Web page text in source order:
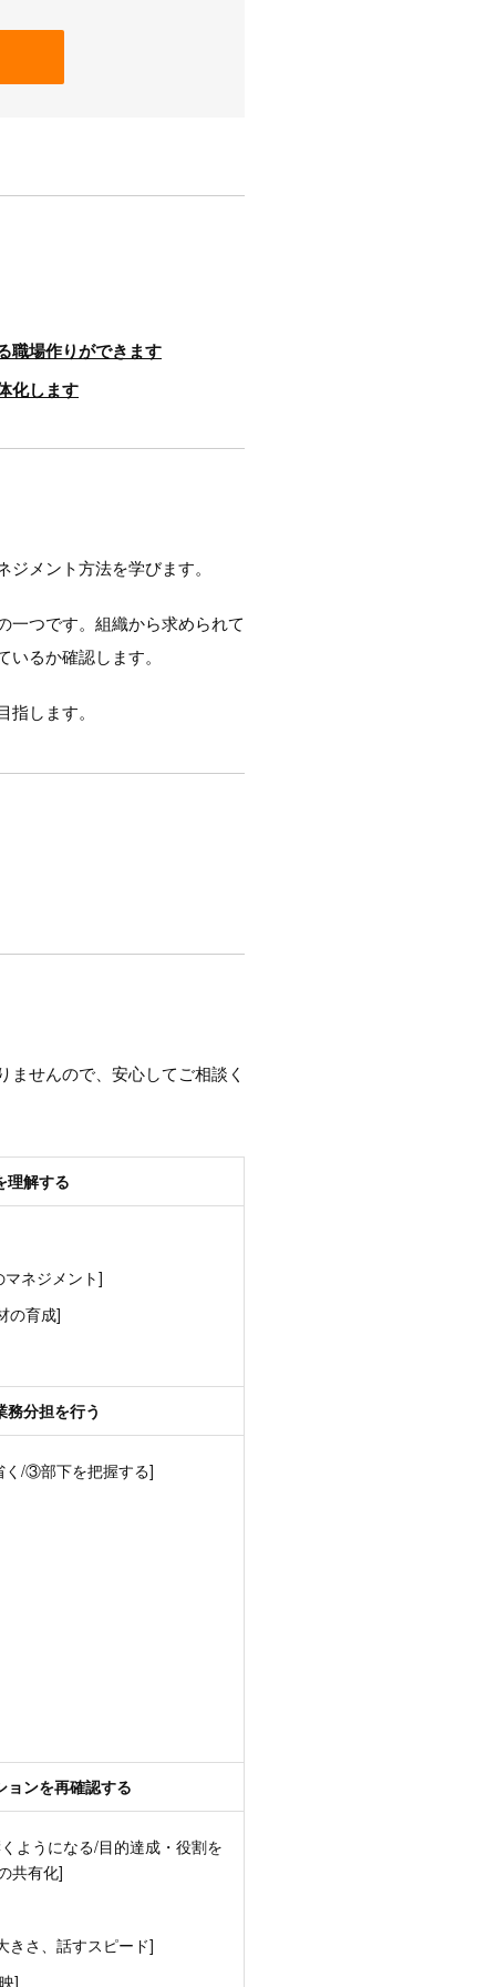
職場作りができます
化します
メント方法を学びます。
一つです。組織から求められて
るか確認します。
します。
ませんので、安心してご相談く
理解する
ネジメント]
の育成]
務分担を行う
/③部下を把握する]
ョンを再確認する
ようになる/目的達成・役割を
共有化]
きさ、話すスピード]
]